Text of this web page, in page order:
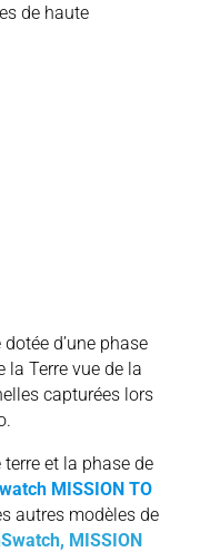
de haute
d’une phase
la Terre vue de la
capturées lors
et la phase de
MISSION TO
autres modèles de
MISSION